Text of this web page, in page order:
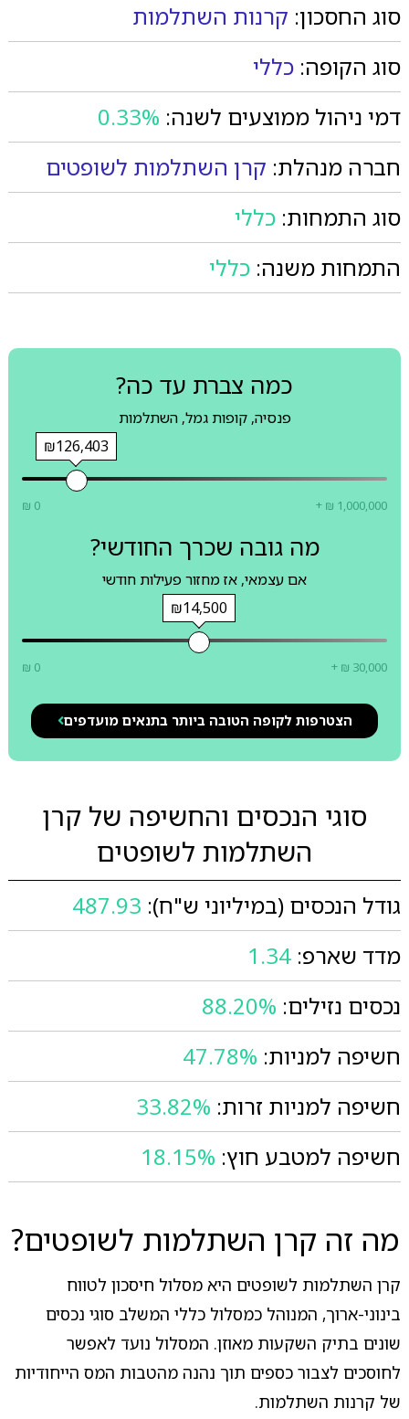
סוג החסכון: קרנות השתלמות
סוג הקופה: כללי
דמי ניהול ממוצעים לשנה: 0.33%
חברה מנהלת: קרן השתלמות לשופטים
סוג התמחות: כללי
התמחות משנה: כללי
כמה צברת עד כה?
פנסיה, קופות גמל, השתלמות
₪126,403
₪ 0 + ₪ 1,000,000
מה גובה שכרך החודשי?
אם עצמאי, אז מחזור פעילות חודשי
₪14,500
₪ 0 + ₪ 30,000
הצטרפות לקופה הטובה ביותר בתנאים מועדפים
סוגי הנכסים והחשיפה של קרן
השתלמות לשופטים
גודל הנכסים (במיליוני ש"ח): 487.93
מדד שארפ: 1.34
נכסים נזילים: 88.20%
חשיפה למניות: 47.78%
חשיפה למניות זרות: 33.82%
חשיפה למטבע חוץ: 18.15%
מה זה קרן השתלמות לשופטים?
קרן השתלמות לשופטים היא מסלול חיסכון לטווח
בינוני-ארוך, המנוהל כמסלול כללי המשלב סוגי נכסים
שונים בתיק השקעות מאוזן. המסלול נועד לאפשר
לחוסכים לצבור כספים תוך נהנה מהטבות המס הייחודיות
של קרנות השתלמות.